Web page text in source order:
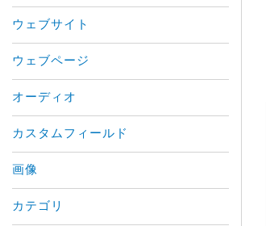
ウェブサイト
ウェブページ
オーディオ
カスタムフィールド
画像
カテゴリ